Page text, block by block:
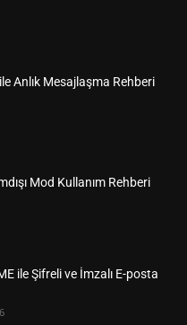
Anlık Mesajlaşma Rehberi
Mod Kullanım Rehberi
ile Şifreli ve İmzalı E-posta